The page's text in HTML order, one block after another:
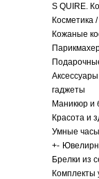
S QUIRE.
Кожаные
гаджеты
Маникюр и
Красота и
Умные
+-
Брелки из
Комплекты